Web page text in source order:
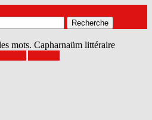
mots. Capharnaüm littéraire